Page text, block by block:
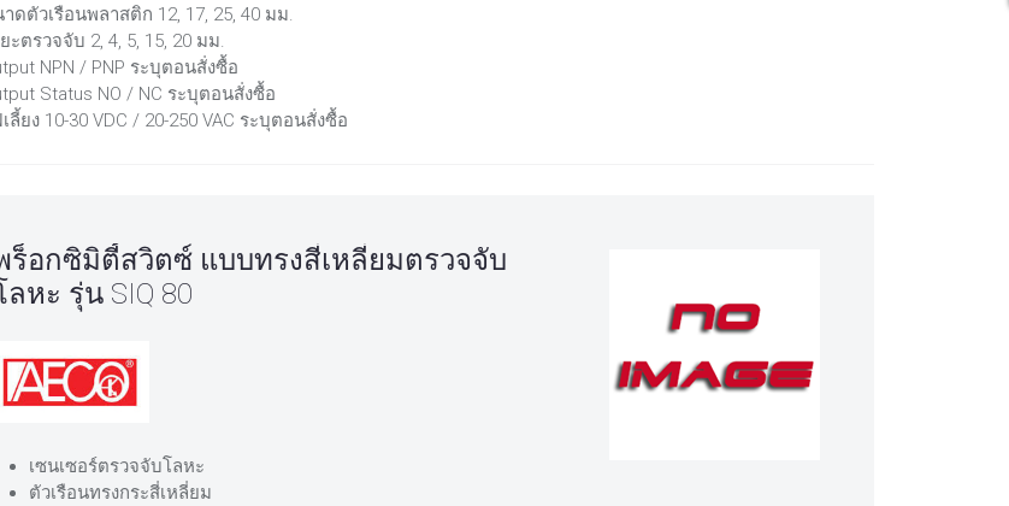
ดตัวเรือนพลาสติก 12, 17, 25, 40 มม.
ะตรวจจับ 2, 4, 5, 15, 20 มม.
NPN / PNP ระบุตอนสั่งซื้อ
Status NO / NC ระบุตอนสั่งซื้อ
ลี้ยง 10-30 VDC / 20-250 VAC ระบุตอนสั่งซื้อ
ร็อกซิมิตี้สวิตซ์ แบบทรงสี่เหลี่ยมตรวจจับ
ลหะ รุ่น SIQ 80
เซนเซอร์ตรวจจับโลหะ
ตัวเรือนทรงกระสี่เหลี่ยม